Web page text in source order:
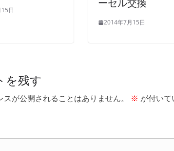
日
ーセル交換
2014年7月15日
を残す
スが公開されることはありません。 ※ が付い